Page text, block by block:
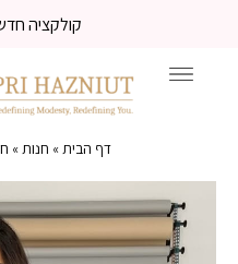
קולקציה
דף הבית» חנות»